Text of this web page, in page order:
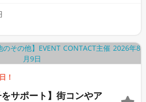
！
をサポート】街コンやア